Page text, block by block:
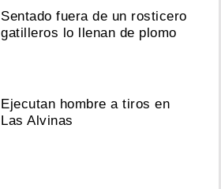
Sentado fuera de un rosticero
gatilleros lo llenan de plomo
Ejecutan hombre a tiros en
Las Alvinas